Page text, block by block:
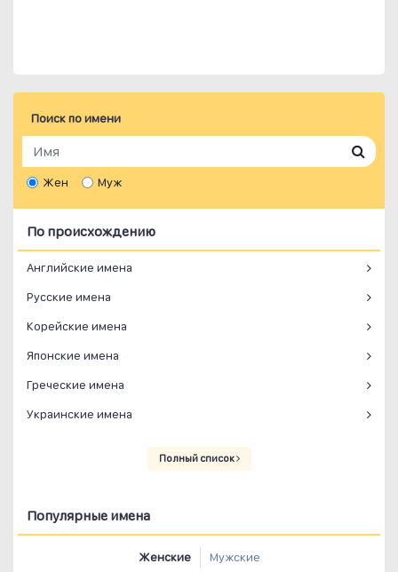
Поиск по имени
Жен Муж
По происхождению
Английские имена
Русские имена
Корейские имена
Японские имена
Греческие имена
Украинские имена
Полный список
Популярные имена
Женские Мужские